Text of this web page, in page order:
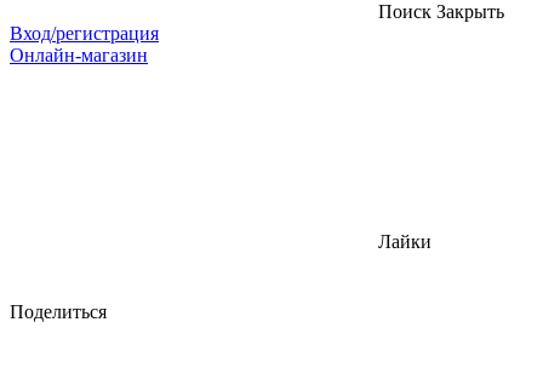
Поиск Закрыть
Вход/регистрация
Онлайн-магазин
Лайки
Поделиться